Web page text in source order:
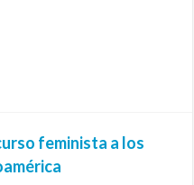
feminista a los